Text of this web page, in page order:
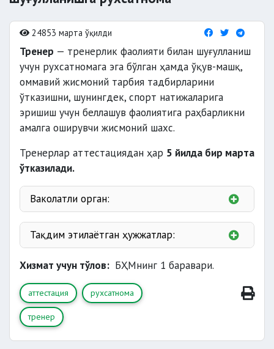
24853 марта ўқилди
Тренер — тренерлик фаолияти билан шуғулланиш
учун рухсатномага эга бўлган ҳамда ўқув-машқ,
оммавий жисмоний тарбия тадбирларини
ўтказишни, шунингдек, спорт натижаларига
эришиш учун беллашув фаолиятига раҳбарликни
амалга оширувчи жисмоний шахс.
Тренерлар аттестациядан ҳар 5 йилда бир марта
ўтказилади.
Ваколатли орган:
Республика комиссияси;
орган.
Тақдим этилаётган ҳужжатлар:
Хизмат учун тўлов: БҲМнинг 1 баравари.
аттестация рухсатнома
тренер